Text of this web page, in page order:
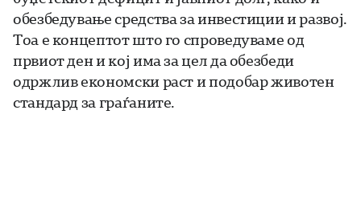
обезбедување средства за инвестиции и развој.
Тоа е концептот што го спроведуваме од
првиот ден и кој има за цел да обезбеди
одржлив економски раст и подобар животен
стандард за граѓаните.